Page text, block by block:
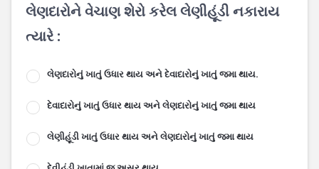
લેણદારોને વેચાણ શેરો કરેલ લેણીહૂંડી નકારાય
ત્યારે :
લેણદારોનું ખાતું ઉધાર થાય અને દેવાદારોનું ખાતું જમા થાય.
દેવાદારોનું ખાતું ઉધાર થાય અને લેણદારોનું ખાતું જમા થાય
લેણીહૂંડી ખાતું ઉધાર થાય અને લેણદારોનું ખાતું જમા થાય